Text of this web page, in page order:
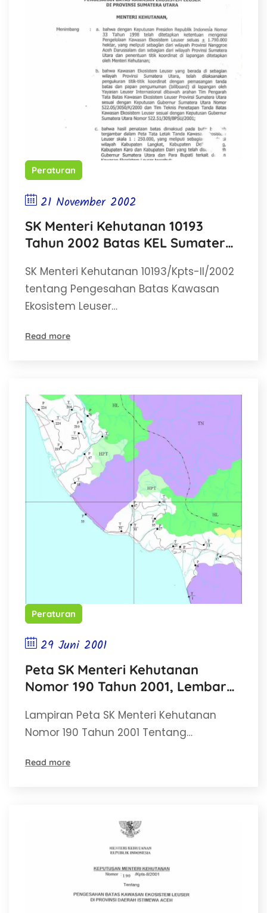
Peraturan
21 November 2002
SK Menteri Kehutanan 10193
Tahun 2002 Batas KEL Sumatera
SK Menteri Kehutanan 10193/Kpts-II/2002
tentang Pengesahan Batas Kawasan
Ekosistem Leuser…
Read more
Peraturan
29 Juni 2001
Peta SK Menteri Kehutanan
Nomor 190 Tahun 2001, Lembar
Lampiran Peta SK Menteri Kehutanan
Nomor 190 Tahun 2001 Tentang…
Read more